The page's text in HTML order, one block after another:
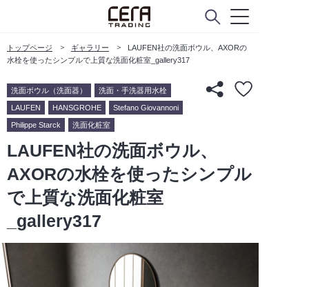
トップページ ギャラリー
LAUFEN社の洗面ボウル、AXORの
水栓を使ったシンプルで上質な洗面化粧室_gallery317
洗面ボウル（洗面器） 洗面・手洗器用水栓
LAUFEN HANSGROHE Stefano Giovannoni
Philippe Starck 洗面化粧室
LAUFEN社の洗面ボウル、
AXORの水栓を使ったシンプル
で上質な洗面化粧室
_gallery317